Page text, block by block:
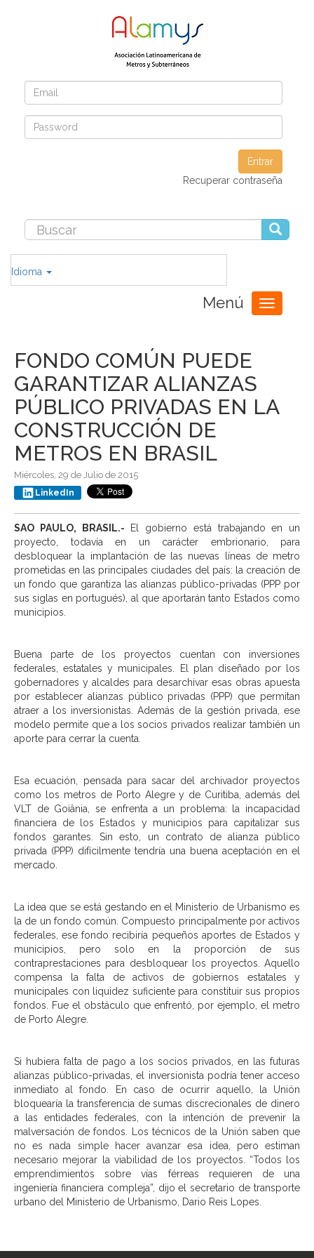
Entrar
Recuperar contraseña
Idioma
Menú
Toggle
navigation
FONDO COMÚN PUEDE
GARANTIZAR ALIANZAS
PÚBLICO PRIVADAS EN LA
CONSTRUCCIÓN DE
METROS EN BRASIL
Miércoles, 29 de Julio de 2015
LinkedIn
SAO PAULO, BRASIL.- El gobierno está trabajando en un
proyecto, todavía en un carácter embrionario, para
desbloquear la implantación de las nuevas líneas de metro
prometidas en las principales ciudades del país: la creación de
un fondo que garantiza las alianzas público-privadas (PPP por
sus siglas en portugués), al que aportarán tanto Estados como
municipios.
Buena parte de los proyectos cuentan con inversiones
federales, estatales y municipales. El plan diseñado por los
gobernadores y alcaldes para desarchivar esas obras apuesta
por establecer alianzas público privadas (PPP) que permitan
atraer a los inversionistas. Además de la gestión privada, ese
modelo permite que a los socios privados realizar también un
aporte para cerrar la cuenta.
Esa ecuación, pensada para sacar del archivador proyectos
como los metros de Porto Alegre y de Curitiba, además del
VLT de Goiânia, se enfrenta a un problema: la incapacidad
financiera de los Estados y municipios para capitalizar sus
fondos garantes. Sin esto, un contrato de alianza público
privada (PPP) difícilmente tendría una buena aceptación en el
mercado.
La idea que se está gestando en el Ministerio de Urbanismo es
la de un fondo común. Compuesto principalmente por activos
federales, ese fondo recibiría pequeños aportes de Estados y
municipios, pero solo en la proporción de sus
contraprestaciones para desbloquear los proyectos. Aquello
compensa la falta de activos de gobiernos estatales y
municipales con liquidez suficiente para constituir sus propios
fondos. Fue el obstáculo que enfrentó, por ejemplo, el metro
de Porto Alegre.
Si hubiera falta de pago a los socios privados, en las futuras
alianzas público-privadas, el inversionista podría tener acceso
inmediato al fondo. En caso de ocurrir aquello, la Unión
bloquearía la transferencia de sumas discrecionales de dinero
a las entidades federales, con la intención de prevenir la
malversación de fondos. Los técnicos de la Unión saben que
no es nada simple hacer avanzar esa idea, pero estiman
necesario mejorar la viabilidad de los proyectos. “Todos los
emprendimientos sobre vías férreas requieren de una
ingeniería financiera compleja”, dijo el secretario de transporte
urbano del Ministerio de Urbanismo, Dario Reis Lopes.